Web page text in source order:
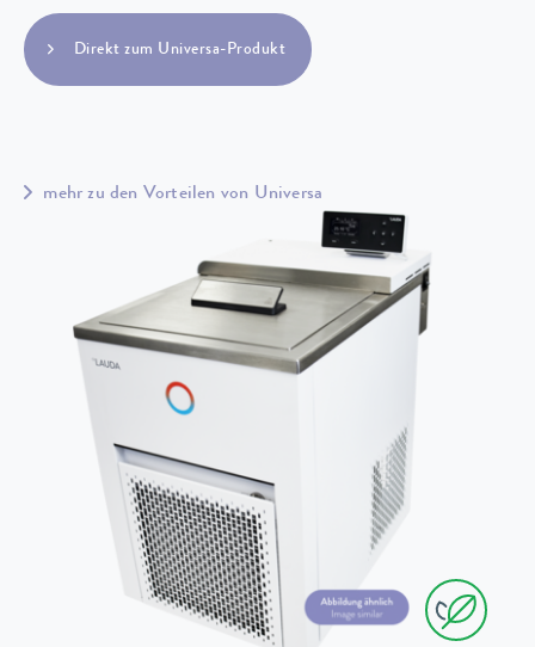
Direkt zum Universa-Produkt
mehr zu den Vorteilen von Universa